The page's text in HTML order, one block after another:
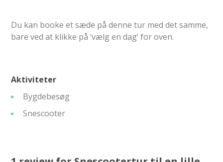
Du kan booke et sæde på denne tur med det samme,
bare ved at klikke på ‘vælg en dag’ for oven.
Aktiviteter
Bygdebesøg
Snescooter